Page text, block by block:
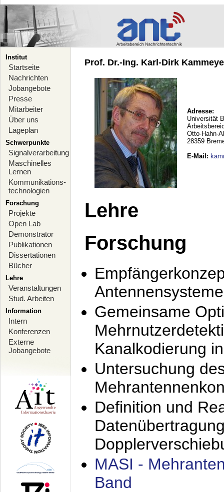
Institut
Startseite
Nachrichten
Jobangebote
Presse
Mitarbeiter
Über uns
Lageplan
Schwerpunkte
Signalverarbeitung
Maschinelles
Lernen
Kommunikations-
technologien
Forschung
Projekte
Open Lab
Demonstrator
Publikationen
Dissertationen
Bücher
Lehre
Veranstaltungen
Stud. Arbeiten
Information
Intern
Konferenzen
Externe
Jobangebote
Prof. Dr.-Ing. Karl-Dirk
Adresse:
Universität
Otto-Hahn-
28359
E-Mail :
Lehre
Forschung
Antennensysteme
Gemeinsame
Kanalkodierung
Untersuchung
Definition und
MASI -
Band